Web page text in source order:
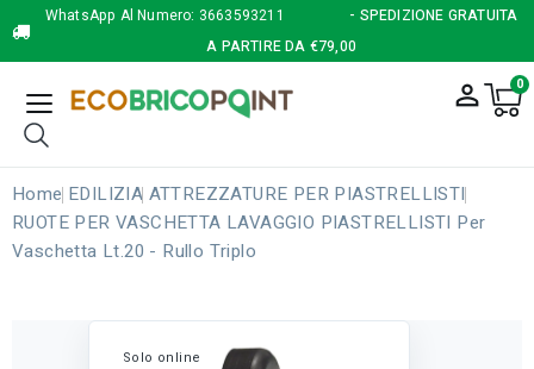
WhatsApp Al Numero: 3663593211
- SPEDIZIONE GRATUITA
A PARTIRE DA €79,00
person_outline 0
Home EDILIZIA ATTREZZATURE PER PIASTRELLISTI
RUOTE PER VASCHETTA LAVAGGIO PIASTRELLISTI Per
Vaschetta Lt.20 - Rullo Triplo
Solo online